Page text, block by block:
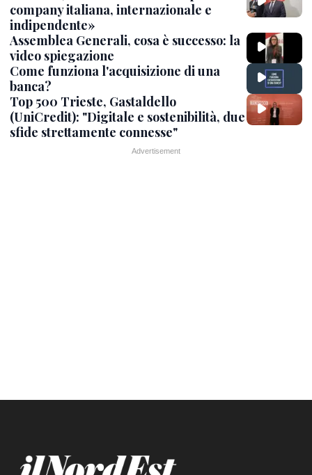
company italiana, internazionale e
indipendente»
Assemblea Generali, cosa è successo: la
video spiegazione
Come funziona l'acquisizione di una
banca?
Top 500 Trieste, Gastaldello
(UniCredit): "Digitale e sostenibilità, due
sfide strettamente connesse"